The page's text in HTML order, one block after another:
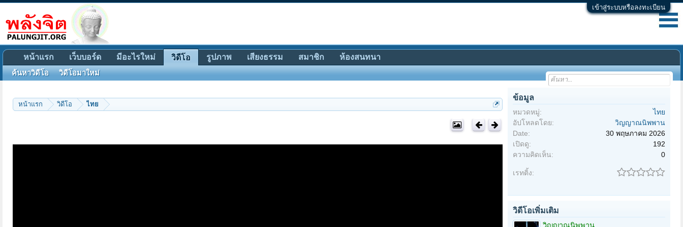
เข้าสู่ระบบหรือลงทะเบียน
หน้าแรก วิดีโอ ไทย
ข้อมูล
หมวดหมู่:
ไทย
อัปโหลดโดย:
วิญญาณนิพพาน
Date:
30 พฤษภาคม 2026
เปิดดู:
192
ความคิดเห็น:
0
เรทติ้ง:
วิดีโอเพิ่มเติม
หน้าแรก เว็บบอร์ด มีอะไรใหม่ วิดีโอ
ค้นหาวิดีโอ วิดีโอมาใหม่
รูปภาพ เสียงธรรม สมาชิก ห้องสนทนา